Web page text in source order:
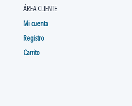
ÁREA CLIENTE
Mi cuenta
Registro
Carrito